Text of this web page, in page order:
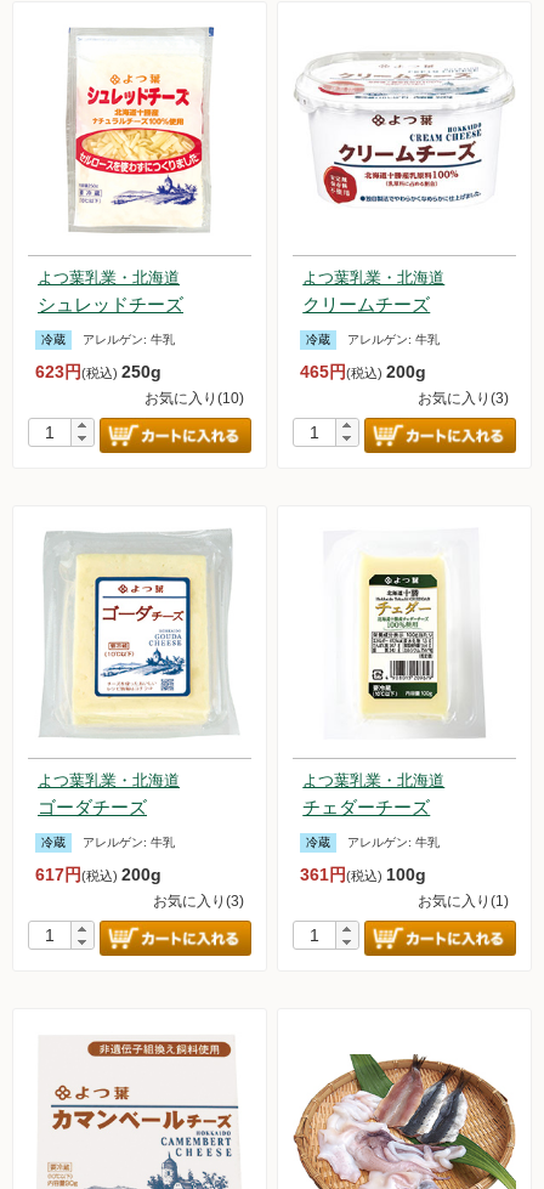
よつ葉乳業・北海道
シュレッドチーズ
冷蔵 アレルゲン: 牛乳
623円(税込) 250g
お気に入り(10)
よつ葉乳業・北海道
クリームチーズ
冷蔵 アレルゲン:牛乳
465円(税込)200g
お気に入り(3)
よつ葉乳業・北海道
ゴーダチーズ
冷蔵 アレルゲン: 牛乳
617円(税込) 200g
お気に入り(3)
よつ葉乳業・北海道
チェダーチーズ
冷蔵 アレルゲン:牛乳
361円(税込) 100g
お気に入り(1)